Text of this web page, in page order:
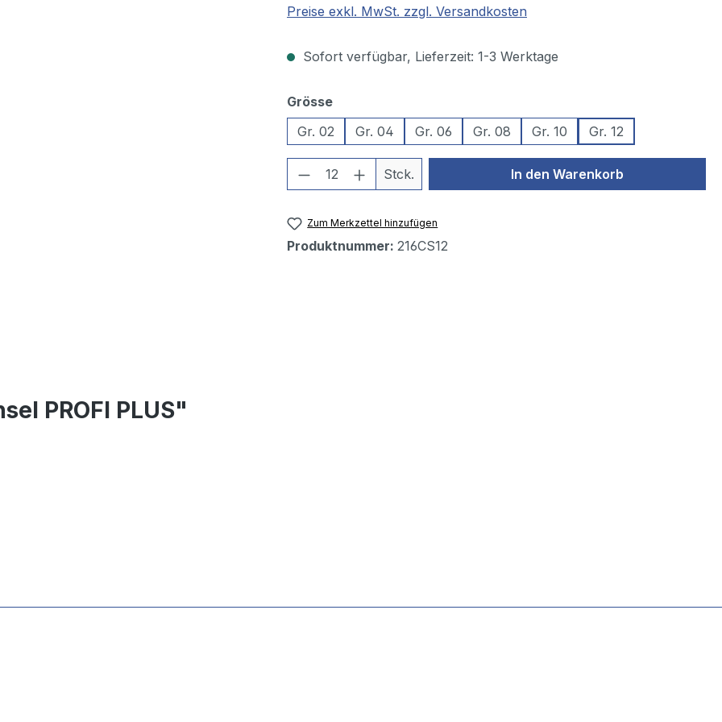
Preise exkl. MwSt. zzgl. Versandkosten
Sofort verfügbar, Lieferzeit: 1-3 Werktage
Grösseauswählen
Gr. 02
Gr. 04 Gr. 06 Gr. 08 Gr. 10 Gr. 12
Produkt Anzahl: Gib den gewünschten Wert
Stck. In den Warenkorb
Zum Merkzettel hinzufügen
Produktnummer: 216CS12
PROFI PLUS"